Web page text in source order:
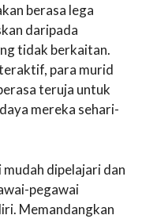
berasa lega
daripada
tidak berkaitan.
para murid
teruja untuk
mereka sehari-
dipelajari dan
pegawai
Memandangkan